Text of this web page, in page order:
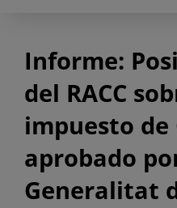
Informe:
del RACC
impuesto de
aprobado
Generalitat